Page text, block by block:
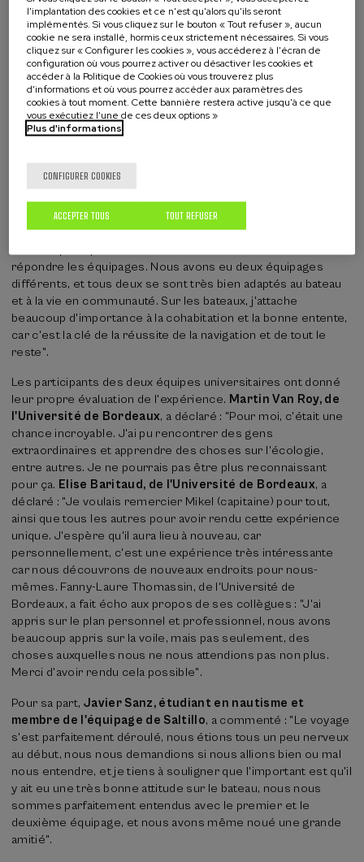
les deux universités à partir de son maillon le plus fort : la
nouvelle génération de professionnels et de scientifiques
qui seront ainsi capables naviguer dans un océan de
connaissances et de territoires sans frontières".
L'un des principaux protagonistes de cette traversée, qui a
navigué pour la connaissance, a sans aucun doute été
navire-école Saltillo
qu’université d'été. Depuis qu'Eva Ferreira a suggéré la
possibilité de faire cette université d’été jusqu'à aujourd'hui,
beaucoup d’eau a coulé sous les ponts, nous avons
beaucoup travaillé, et tout ce que nous avons préparé a été
très bien organisé et a donné de bons résultats. J'avais deux
répondre les équipages. Nous avons eu deux équipages
différents, et tous deux se sont très bien adaptés au bateau
et à la vie en communauté. Sur les bateaux, j'attache
beaucoup d'importance à la cohabitation et la bonne entente,
car c'est la clé de la réussite de la navigation et de tout le
reste".
Les participants des deux équipes universitaires ont donné
leur propre évaluation de l'expérience. Martin Van Roy, de
l'Université de Bordeaux, a déclaré : "Pour moi, c'était une
chance incroyable. J'ai pu rencontrer des gens
extraordinaires et apprendre des choses sur l'écologie,
entre autres. Je ne pourrais pas être plus reconnaissant
pour ça. Elise Baritaud, de l'Université de Bordeaux, a
déclaré : "Je voulais remercier Mikel (capitaine) pour tout,
ainsi que tous les autres pour avoir rendu cette expérience
unique. J'espère qu'il aura lieu à nouveau, car
personnellement, c'est une expérience très intéressante
car nous découvrons de nouveaux endroits pour nous-
mêmes. Fanny-Laure Thomassin, de l'Université de
Bordeaux, a fait écho aux propos de ses collègues : "J'ai
appris sur le plan personnel et professionnel, nous avons
beaucoup appris sur la voile, mais pas seulement, des
choses auxquelles nous ne nous attendions pas non plus.
Merci d'avoir rendu cela possible".
Pour sa part, Javier Sanz, étudiant en nautisme et
membre de l'équipage de Saltillo, a commenté : "Le voyage
s'est parfaitement déroulé, nous étions tous un peu nerveux
au début, nous nous demandions si nous allions bien ou mal
nous entendre, et je tiens à souligner que l'important est qu'il
y ait eu une très bonne attitude sur le bateau, nous nous
sommes parfaitement entendus avec le premier et le
deuxième équipage, et nous avons même noué une grande
amitié".
l'implantation des cookies et ce n'est qu'alors qu'ils seront
implémentés. Si vous cliquez sur le bouton « Tout refuser », aucun
cookie ne sera installé, hormis ceux strictement nécessaires. Si vous
cliquez sur « Configurer les cookies », vous accéderez à l'écran de
configuration où vous pourrez activer ou désactiver les cookies et
accéder à la Politique de Cookies où vous trouverez plus
d'informations et où vous pourrez accéder aux paramètres des
cookies à tout moment. Cette bannière restera active jusqu'à ce que
vous exécutiez l'une de ces deux options »
Plus d'informations
CONFIGURER COOKIES
TOUT REFUSER
ACCEPTER TOUS